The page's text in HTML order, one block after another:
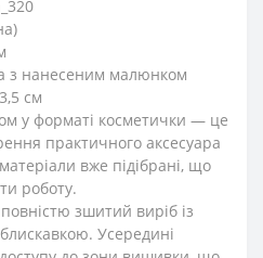
з нанесеним малюнком
см
у форматі косметички — це
практичного аксесуара
вже підібрані, що
роботу.
зшитий виріб із
Усередині